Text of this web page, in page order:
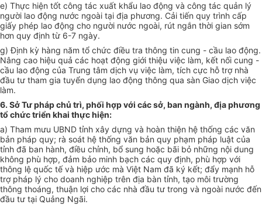
e) Thực hiện tốt công tác xuất khẩu lao động và công tác quản lý
người lao động nước ngoài tại địa phương. Cải tiến quy trình cấp
giấy phép lao động cho người nước ngoài, rút ngắn thời gian sớm
hơn quy định từ 6-7 ngày.
g) Định kỳ hàng năm tổ chức điều tra thông tin cung - cầu lao động.
Nâng cao hiệu quả các hoạt động giới thiệu việc làm, kết nối cung -
cầu lao động của Trung tâm dịch vụ việc làm, tích cực hỗ trợ nhà
đầu tư tham gia tuyển dụng lao động thông qua sàn Giao dịch việc
làm.
6. Sở Tư pháp chủ trì, phối hợp với các sở, ban ngành, địa phương
tổ chức triển khai thực hiện:
a) Tham mưu UBND tỉnh xây dựng và hoàn thiện hệ thống các văn
bản pháp quy; rà soát hệ thống văn bản quy phạm pháp luật của
tỉnh đã ban hành, điều chỉnh, bổ sung hoặc bãi bỏ những nội dung
không phù hợp, đảm bảo minh bạch các quy định, phù hợp với
thông lệ quốc tế và hiệp ước mà Việt Nam đã ký kết; đẩy mạnh hỗ
trợ pháp lý cho doanh nghiệp trên địa bàn tỉnh, tạo môi trường
thông thoáng, thuận lợi cho các nhà đầu tư trong và ngoài nước đến
đầu tư tại Quảng Ngãi.